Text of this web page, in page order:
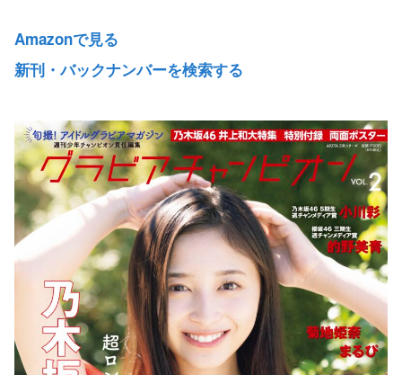
Amazonで見る
新刊・バックナンバーを検索する